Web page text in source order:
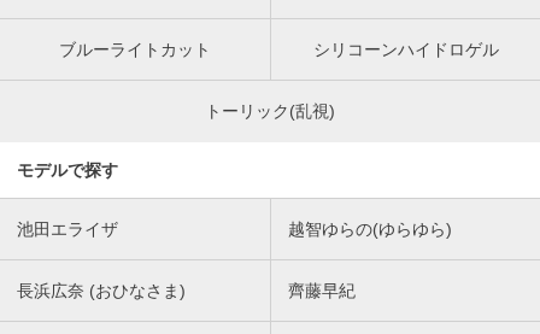
ブルーライトカット シリコーンハイドロゲル
トーリック(乱視)
モデルで探す
池田エライザ 越智ゆらの(ゆらゆら)
長浜広奈 (おひなさま) 齊藤早紀